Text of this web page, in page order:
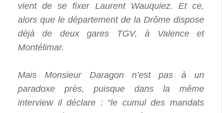
vient de se fixer Laurent Wauquiez. Et ce,
alors que le département de la Drôme dispose
déjà de deux gares TGV, à Valence et
Montélimar.
Mais Monsieur Daragon n’est pas à un
paradoxe près, puisque dans la même
interview il déclare : “le cumul des mandats